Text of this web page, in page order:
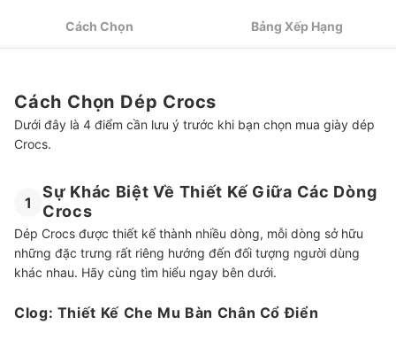
Cá Nhân Hoá Dép Crocs Với Jibbitz!
Cách Chọn Bảng Xếp Hạng
Cách Chọn Dép Crocs
Dưới đây là 4 điểm cần lưu ý trước khi bạn chọn mua giày dép
Crocs.
1
Sự Khác Biệt Về Thiết Kế Giữa Các Dòng
Crocs
Dép Crocs được thiết kế thành nhiều dòng, mỗi dòng sở hữu
những đặc trưng rất riêng hướng đến đối tượng người dùng
khác nhau. Hãy cùng tìm hiểu ngay bên dưới.
Clog: Thiết Kế Che Mu Bàn Chân Cổ Điển